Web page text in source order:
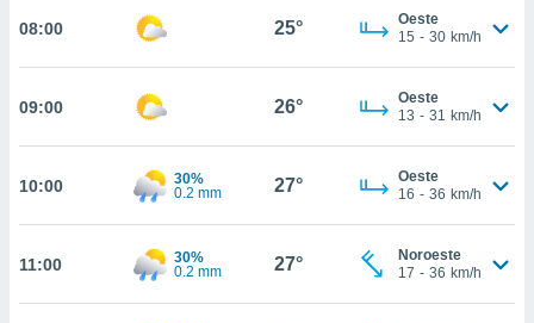
ou
a nossa
ao
CONTINUAR
08:00 25°
Oeste
15 - 30 km/h
09:00 26°
Oeste
13 - 31 km/h
10:00
30%
0.2 mm
27°
Oeste
16 - 36 km/h
11:00
30%
0.2 mm
27°
Noroeste
17 - 36 km/h